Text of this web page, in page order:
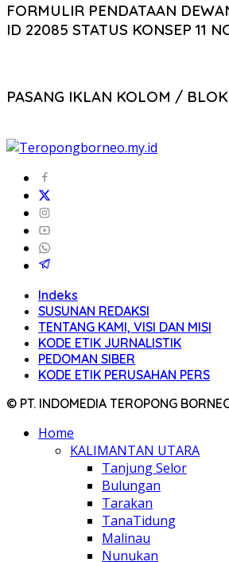
FORMULIR PENDATAAN
ID 22085 STATUS KONSEP 11
PASANG IKLAN KOLOM /
Indeks
SUSUNAN REDAKSI
TENTANG KAMI, VISI DAN MISI
KODE ETIK JURNALISTIK
PEDOMAN SIBER
KODE ETIK PERUSAHAN PERS
© PT. INDOMEDIA TEROPONG
Home
KALIMANTAN UTARA
Tanjung Selor
Bulungan
Tarakan
TanaTidung
Malinau
Nunukan